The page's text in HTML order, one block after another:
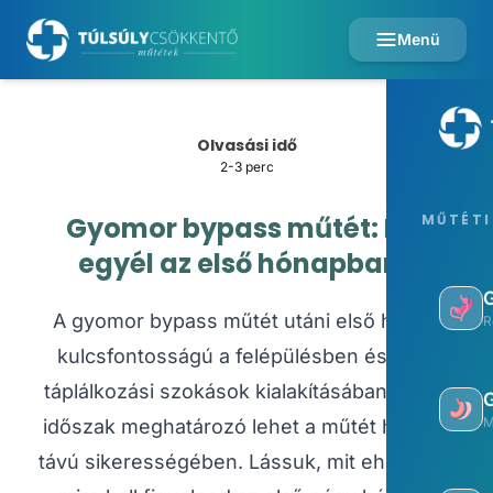
Menü
MŰTÉTI
Olvasási idő
2-3 perc
Gyomor bypass műtét: Mit
egyél az első hónapban?
A gyomor bypass műtét utáni első hónap
kulcsfontosságú a felépülésben és az új
táplálkozási szokások kialakításában. Ez az
időszak meghatározó lehet a műtét hosszú
távú sikerességében. Lássuk, mit ehetsz és